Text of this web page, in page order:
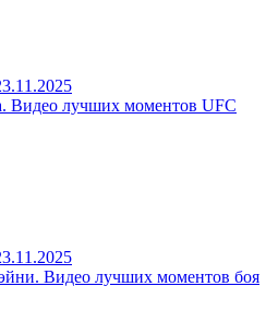
Видео лучших моментов UFC
Видео лучших моментов боя